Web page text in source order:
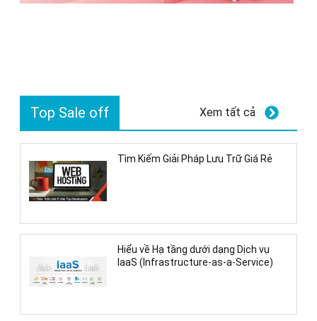
Top Sale off Xem tất cả
Tìm Kiếm Giải Pháp Lưu Trữ Giá Rẻ
Hiểu về Hạ tầng dưới dạng Dịch vụ
IaaS (Infrastructure-as-a-Service)